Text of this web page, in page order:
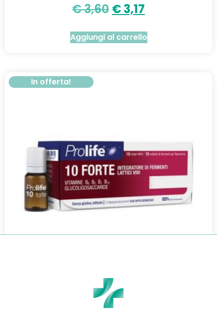
€3,60 €3,17
Aggiungi al carrello
In offerta!
PROLIFE 10 FORTE 12FL 8ML
16,90€